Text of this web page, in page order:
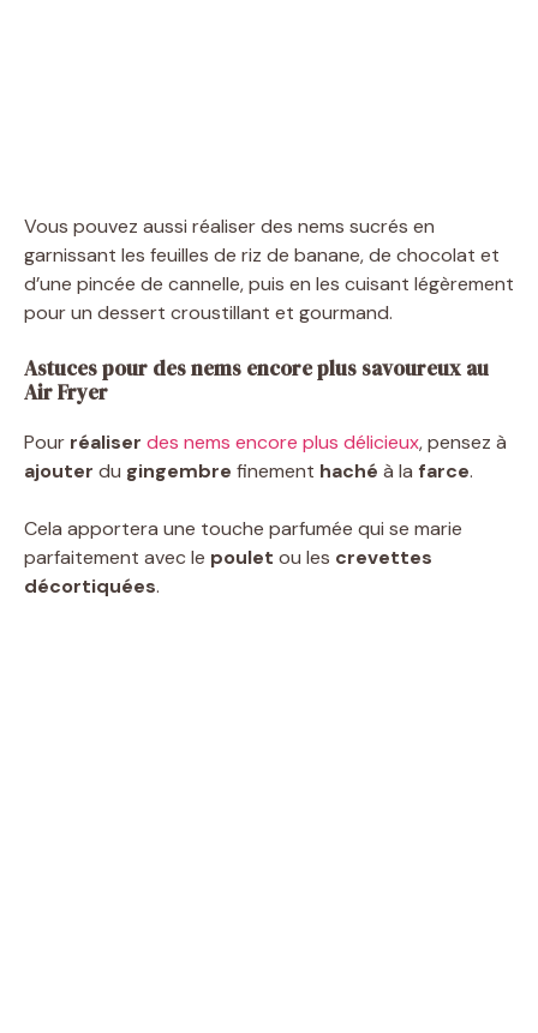
Vous pouvez aussi réaliser des nems sucrés en
garnissant les feuilles de riz de banane, de chocolat et
d’une pincée de cannelle, puis en les cuisant légèrement
pour un dessert croustillant et gourmand.
Astuces pour des nems encore plus savoureux au
Air Fryer
Pour réaliser des nems encore plus délicieux, pensez à
ajouter du gingembre finement haché à la farce.
Cela apportera une touche parfumée qui se marie
parfaitement avec le poulet ou les crevettes
décortiquées.